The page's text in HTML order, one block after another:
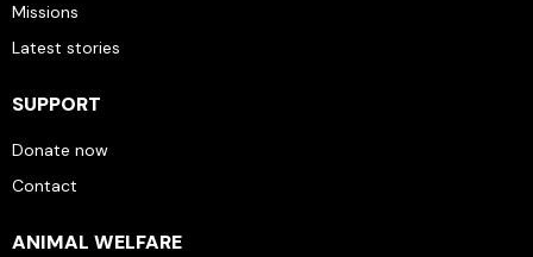
Missions
Latest stories
SUPPORT
Donate now
Contact
ANIMAL WELFARE